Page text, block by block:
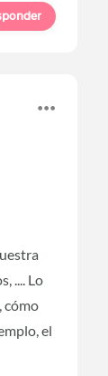
.... Lo
cómo
el